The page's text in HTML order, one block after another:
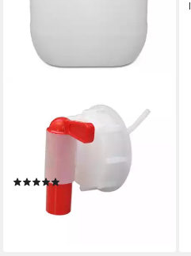
Kanister plasteo 3er Set: 20 L
Getränke-
Wasserkanister+Hahn+Ausgießer,
3 Kanister + Hahn +
Ausgießer(5)
34,79 € UVP